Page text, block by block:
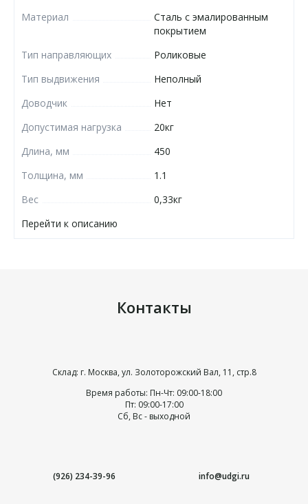
Материал
Сталь с эмалированным
покрытием
Тип направляющих
Роликовые
Тип выдвижения
Неполный
Доводчик
Нет
Допустимая нагрузка
20кг
Длина, мм
450
Толщина, мм
1.1
Вес
0,33кг
Перейти к описанию
Контакты
Склад: г. Москва, ул. Золоторожский Вал, 11, стр.8
Время работы: Пн-Чт: 09:00-18:00
Пт: 09:00-17:00
Сб, Вс - выходной
(926) 234-39-96 info@udgi.ru